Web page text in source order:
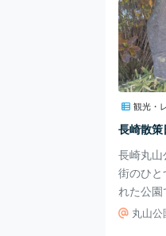
ていま
可愛い
み応えが
とても
茂木ビ
木」と
有名な
ておいし
ージが
観光・
長崎散
長崎丸
街のひと
れた公
吉原や京
え、長
丸山